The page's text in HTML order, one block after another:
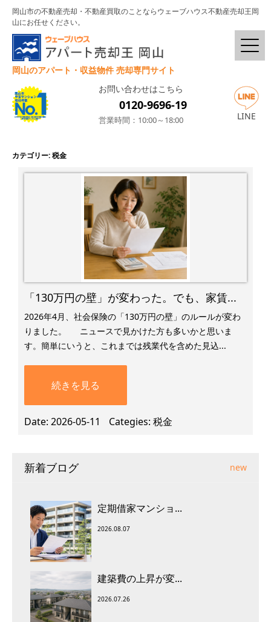
岡山市の不動産売却・不動産買取のことならウェーブハウス不動産売却王岡
山にお任せください。
岡山のアパート・収益物件 売却専門サイト
お問い合わせはこちら
0120-9696-19
営業時間：10:00～18:00 LINE
カテゴリー:税金
「130万円の壁」が変わった。でも、家賃...
2026年4月、社会保険の「130万円の壁」のルールが変わ
りました。 ニュースで見かけた方も多いかと思いま
す。簡単にいうと、これまでは残業代を含めた見込...
続きを見る
Date 2026-05-11 Categies 税金
新着ブログ new
定期借家マンショ...
2026.08.07
建築費の上昇が変...
2026.07.26